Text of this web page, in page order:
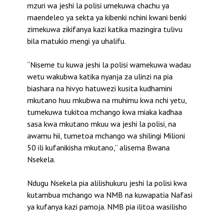
mzuri wa jeshi la polisi umekuwa chachu ya
maendeleo ya sekta ya kibenki nchini kwani benki
zimekuwa zikifanya kazi katika mazingira tulivu
bila matukio mengi ya uhalifu.
“Niseme tu kuwa jeshi la polisi wamekuwa wadau
wetu wakubwa katika nyanja za ulinzi na pia
biashara na hivyo hatuwezi kusita kudhamini
mkutano huu mkubwa na muhimu kwa nchi yetu,
tumekuwa tukitoa mchango kwa miaka kadhaa
sasa kwa mkutano mkuu wa jeshi la polisi, na
awamu hii, tumetoa mchango wa shilingi Milioni
50 ili kufanikisha mkutano,” alisema Bwana
Nsekela.
Ndugu Nsekela pia alilishukuru jeshi la polisi kwa
kutambua mchango wa NMB na kuwapatia Nafasi
ya kufanya kazi pamoja. NMB pia ilitoa wasilisho